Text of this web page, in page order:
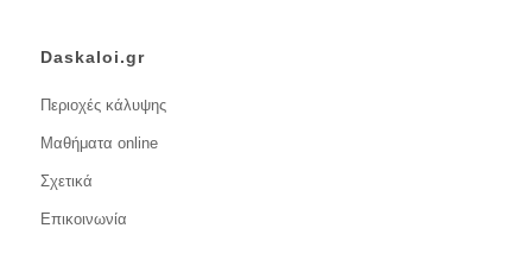
Daskaloi.gr
Περιοχές κάλυψης
Μαθήματα online
Σχετικά
Επικοινωνία